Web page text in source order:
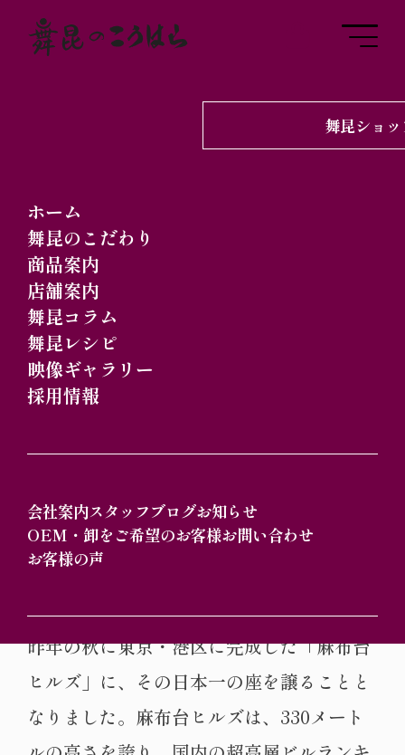
ホーム
舞昆のこだわり
商品案内
店舗案内
舞昆コラム
舞昆レシピ
映像ギャラリー
採用情報
会社案内スタッフブログお知らせ
OEM・卸をご希望のお客様お問い合わせ
お客様の声
舞昆ショ
舞昆コラム
のハルカス」と、多彩
な味わいの「舞昆」
ビルとしてその名を広く知られてきまし
た。高さ300メートル、地上60階建てのこ
の超高層ビルは、大阪のランドマークとし
て多くの人々に愛されています。しかし、
昨年の秋に東京・港区に完成した「麻布台
ヒルズ」に、その日本一の座を譲ることと
なりました。麻布台ヒルズは、330メート